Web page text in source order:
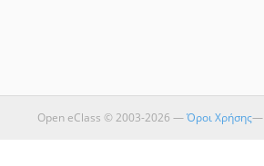
Open eClass © 2003-2026 —Όροι Χρήσης—